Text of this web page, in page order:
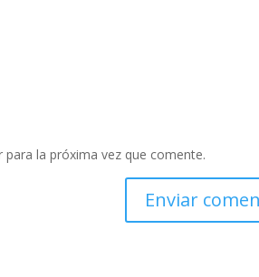
la próxima vez que comente.